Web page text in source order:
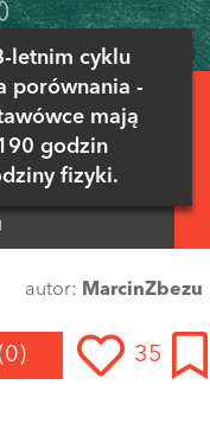
letnim cyklu
porównania -
mają
godzin
fizyki.
autor: MarcinZbezu
35